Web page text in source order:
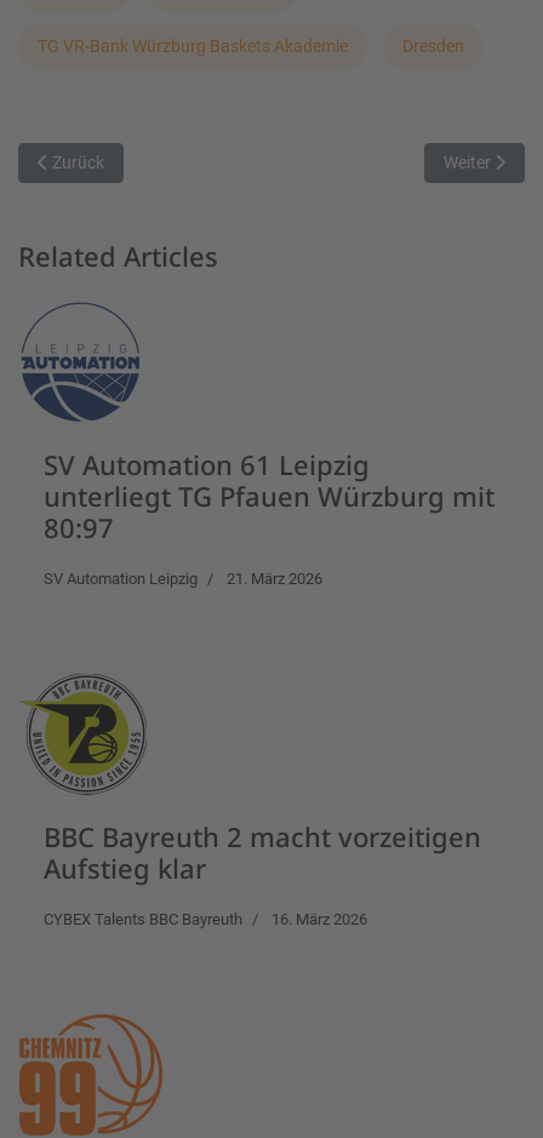
TG VR-Bank Würzburg Baskets Akademie Dresden
Vorheriger Beitrag: Setzt sich Haching nun doch ab?
Zurück Nächster
Weiter
Related Articles
SV Automation 61 Leipzig
unterliegt TG Pfauen Würzburg mit
80:97
SV Automation Leipzig 21. März 2026
BBC Bayreuth 2 macht vorzeitigen
Aufstieg klar
CYBEX Talents BBC Bayreuth 16. März 2026